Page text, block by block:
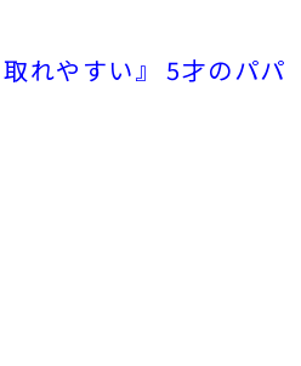
れやすい』 5才のパパ